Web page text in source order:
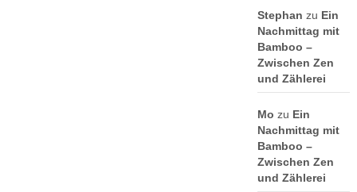
Stephan zu Ein
Nachmittag mit
Bamboo –
Zwischen Zen
und Zählerei
Mo zu Ein
Nachmittag mit
Bamboo –
Zwischen Zen
und Zählerei